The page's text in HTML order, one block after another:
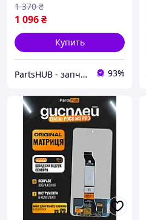
1 096₴
1 370 ₴
Купить
PartsHUB - запчастини на Телефони (Дисплей / Акумулятор / Шлейф-Плати) 93%